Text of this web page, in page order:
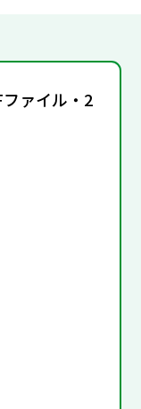
ァイル・2